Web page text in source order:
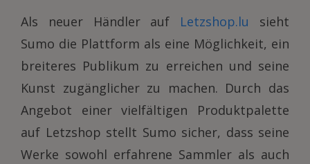
Als neuer Händler auf Letzshop.lu sieht
Sumo die Plattform als eine Möglichkeit, ein
breiteres Publikum zu erreichen und seine
Kunst zugänglicher zu machen. Durch das
Angebot einer vielfältigen Produktpalette
auf Letzshop stellt Sumo sicher, dass seine
Werke sowohl erfahrene Sammler als auch